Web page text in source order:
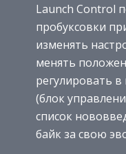
Launch Control
пробуксовки
изменять
менять
регулировать
(блок
список
байк за свою